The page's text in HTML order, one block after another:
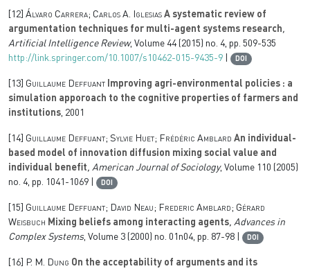
[12] Álvaro Carrera; Carlos A. Iglesias A systematic review of
argumentation techniques for multi-agent systems research,
Artificial Intelligence Review, Volume 44(2015) no. 4, pp. 509-535
http://link.springer.com/10.1007/s10462-015-9435-9
DOI
[13] Guillaume Deffuant Improving agri-environmental policies : a
simulation apporoach to the cognitive properties of farmers and
institutions, 2001
[14] Guillaume Deffuant; Sylvie Huet; Frédéric Amblard An individual-
based model of innovation diffusion mixing social value and
individual benefit, American Journal of Sociology, Volume 110 (2005)
no. 4, pp. 1041-1069 |
DOI
[15] Guillaume Deffuant; David Neau; Frederic Amblard; Gérard
Weisbuch Mixing beliefs among interacting agents, Advances in
Complex Systems, Volume 3 (2000) no. 01n04, pp. 87-98 | DOI
[16] P. M. Dung On the acceptability of arguments and its